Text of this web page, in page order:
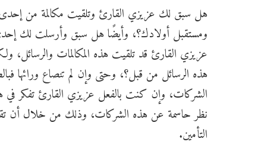
هل سبق لك عزيزي القارئ وتلقيت مكالمة من إحدى
ومستقبل أولادك؟، وأيضًا هل سبق وأرسلت لك
عزيزي القارئ قد تلقيت هذه المكالمات
هذه الرسائل من قبل؟، وحتى وإن لم تنصاع ورائها
الشركات، وإن كنت بالفعل عزيزي القارئ تفكر في
نظر حاسمة عن هذه الشركات، وذلك من خلال أن
التأمين.